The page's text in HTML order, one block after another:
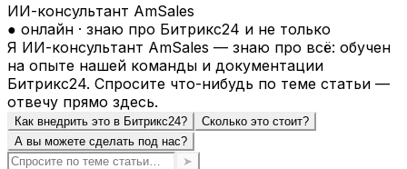
ИИ-консультант AmSales
● онлайн · знаю про Битрикс24 и не только
Я ИИ-консультант AmSales — знаю про всё: обучен
на опыте нашей команды и документации
Битрикс24. Спросите что-нибудь по теме статьи —
отвечу прямо здесь.
Как внедрить это в Битрикс24?
Сколько это стоит?
А вы можете сделать под нас?
➤